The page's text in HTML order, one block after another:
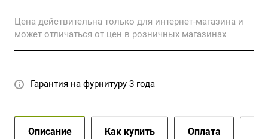
крепление фундаментного болта к основанию и
предотвращает его смещение или деформацию.
Цена действительна только для интернет-магазина и
может отличаться от цен в розничных магазинах
Гарантия на фурнитуру 3 года
Описание Как купить Оплата